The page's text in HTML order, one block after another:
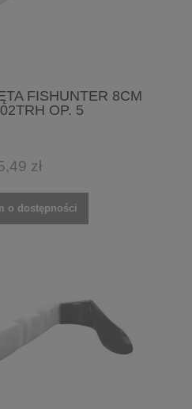
FISHUNTER 8CM
OP. 5
zł
o dostępności